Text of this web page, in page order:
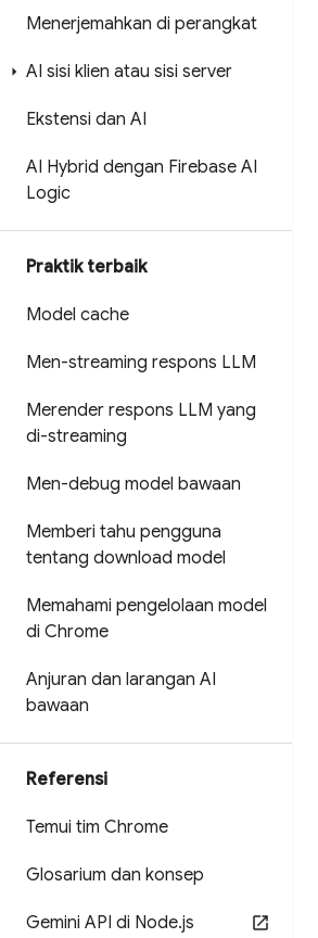
Menerjemahkan di perangkat
AI sisi klien atau sisi server
Ekstensi dan AI
AI Hybrid dengan Firebase AI
Logic
Praktik terbaik
Model cache
Men-streaming respons LLM
Merender respons LLM yang
di-streaming
Men-debug model bawaan
Memberi tahu pengguna
tentang download model
Memahami pengelolaan model
di Chrome
Anjuran dan larangan AI
bawaan
Referensi
Temui tim Chrome
Glosarium dan konsep
Gemini API di Node.js